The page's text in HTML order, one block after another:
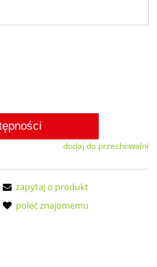
dodaj do przechowalni
zapytaj o produkt
poleć znajomemu